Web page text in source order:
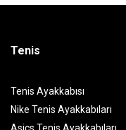
Tenis
Tenis Ayakkabısı
Nike Tenis Ayakkabıları